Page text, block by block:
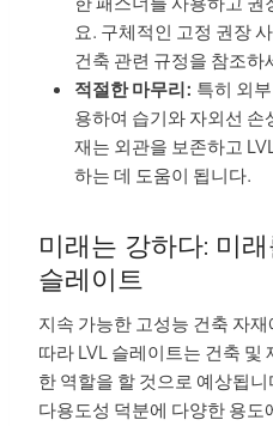
요. 구체적인 고정 권장
건축 관련 규정을 참조하
적절한 마무리: 특히 외
용하여 습기와 자외선
재는 외관을 보존하고
하는 데 도움이 됩니다.
미래는 강하다: 미
슬레이트
지속 가능한 고성능 건축 자
따라 LVL 슬레이트는 건축 및
한 역할을 할 것으로 예상됩
다용도성 덕분에 다양한 용